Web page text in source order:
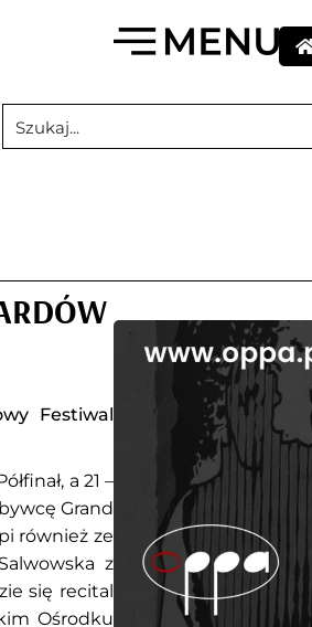
Festiwal
a 21 –
Grand
również ze
z
się recital
Ośrodku